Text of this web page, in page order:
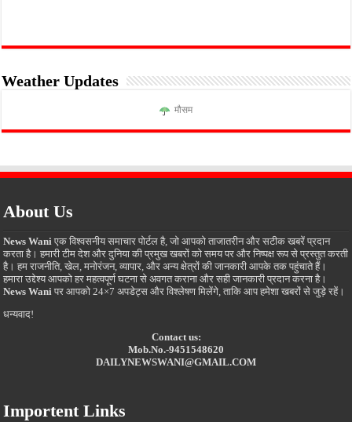
Weather Updates
मौसम
About Us
News Wani एक विश्वसनीय समाचार पोर्टल है, जो आपको ताजातरीन और सटीक खबरें प्रदान
करता है। हमारी टीम देश और दुनिया की प्रमुख खबरों को समय पर और निष्पक्ष रूप से प्रस्तुत करती
है। हम राजनीति, खेल, मनोरंजन, व्यापार, और अन्य क्षेत्रों की जानकारी आपके तक पहुंचाते हैं।
हमारा उद्देश्य आपको हर महत्वपूर्ण घटना से अवगत कराना और सही जानकारी प्रदान करना है।
News Wani पर आपको 24×7 अपडेट्स और विश्लेषण मिलेंगे, ताकि आप हमेशा खबरों से जुड़े रहें।
धन्यवाद!
Contact us:
Mob.No.-9451548620
DAILYNEWSWANI@GMAIL.COM
Importent Links